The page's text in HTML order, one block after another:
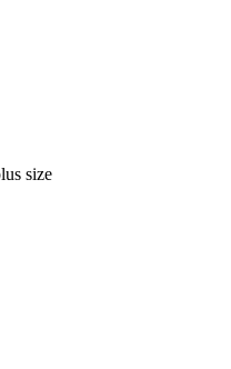
size